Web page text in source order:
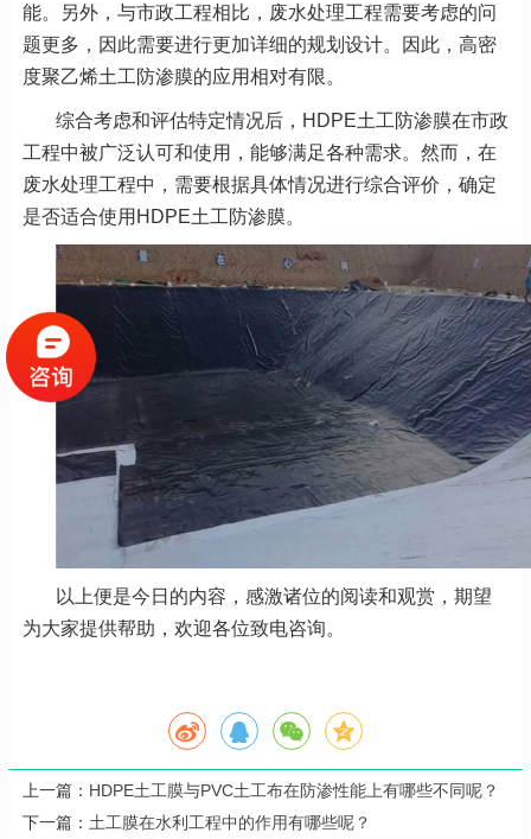
能。另外，与市政工程相比，废水处理工程需要考虑的问
题更多，因此需要进行更加详细的规划设计。因此，高密
度聚乙烯土工防渗膜的应用相对有限。
综合考虑和评估特定情况后，HDPE土工防渗膜在市政
工程中被广泛认可和使用，能够满足各种需求。然而，在
废水处理工程中，需要根据具体情况进行综合评价，确定
是否适合使用HDPE土工防渗膜。
以上便是今日的内容，感激诸位的阅读和观赏，期望
为大家提供帮助，欢迎各位致电咨询。
上一篇： HDPE土工膜与PVC土工布在防渗性能上有哪些不同呢？
下一篇： 土工膜在水利工程中的作用有哪些呢？